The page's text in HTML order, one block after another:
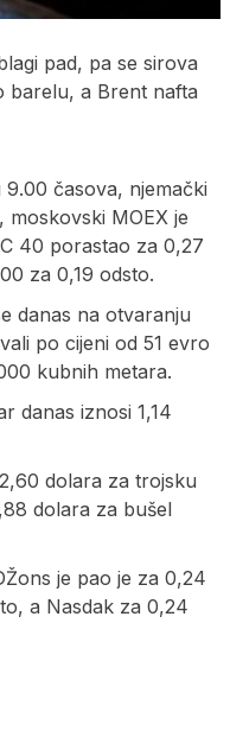
pad, pa se sirova
barelu, a Brent nafta
časova, njemački
moskovski MOEX je
40 porastao za 0,27
za 0,19 odsto.
danas na otvaranju
po cijeni od 51 evro
kubnih metara.
danas iznosi 1,14
dolara za trojsku
dolara za bušel
je pao je za 0,24
a Nasdak za 0,24